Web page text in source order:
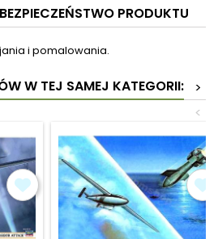
BEZPIECZEŃSTWO PRODUKTU
i pomalowania.
W TEJ SAMEJ KATEGORII:
>
<